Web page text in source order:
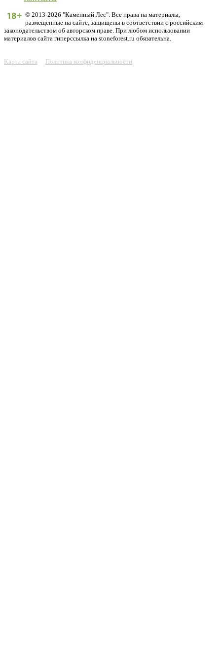
© 2013-2026 "Каменный Лес". Все права на материалы,
размещенные на сайте, защищены в соответствии с российским
законодательством об авторском праве. При любом использовании
материалов сайта гиперссылка на stoneforest.ru обязательна.
Карта сайта Политика конфиденциальности